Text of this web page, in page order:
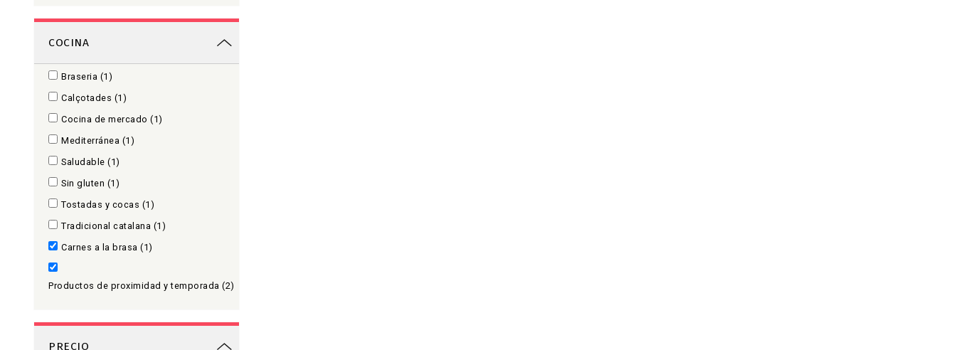
COCINA
Braseria (1)
Calçotades (1)
Cocina de mercado (1)
Mediterránea (1)
Saludable (1)
Sin gluten (1)
Tostadas y cocas (1)
Tradicional catalana (1)
Carnes a la brasa (1)
Productos de proximidad y temporada (2)
PRECIO